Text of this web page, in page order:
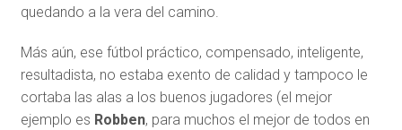
quedando a la vera del camino.
Más aún, ese fútbol práctico, compensado, inteligente,
resultadista, no estaba exento de calidad y tampoco le
cortaba las alas a los buenos jugadores (el mejor
ejemplo es Robben, para muchos el mejor de todos en